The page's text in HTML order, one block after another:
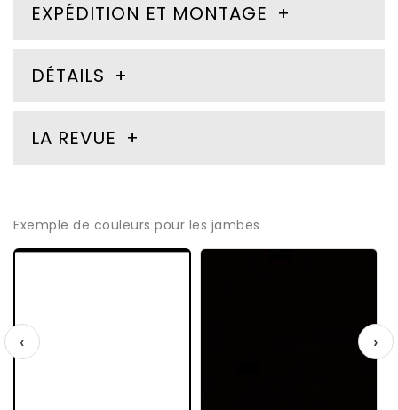
EXPÉDITION ET MONTAGE
DÉTAILS
LA REVUE
Exemple de couleurs pour les jambes
‹ ›